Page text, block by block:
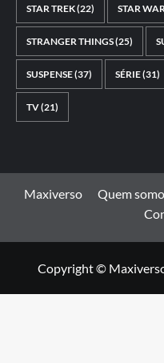
STAR TREK(22) STAR
STRANGER THINGS(25)
SUSPENSE(37) SÉRIE(31)
TV(21)
Maxiverso Quem
Copyright ©